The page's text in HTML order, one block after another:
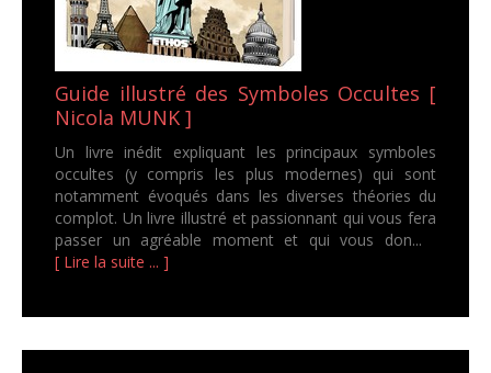
Guide illustré des Symboles Occultes [
Nicola MUNK ]
Un livre inédit expliquant les principaux symboles
occultes (y compris les plus modernes) qui sont
notamment évoqués dans les diverses théories du
complot. Un livre illustré et passionnant qui vous fera
passer un agréable moment et qui vous don...
[ Lire la suite ... ]